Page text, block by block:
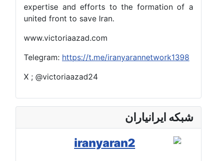
expertise and efforts to the formation of a
united front to save Iran.
www.victoriaazad.com
Telegram: https://t.me/iranyarannetwork1398
X ; @victoriaazad24
شبکه ایرانیاران